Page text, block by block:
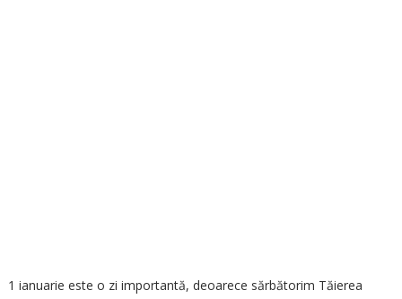
1 ianuarie este o zi importantă, deoarece sărbătorim Tăierea